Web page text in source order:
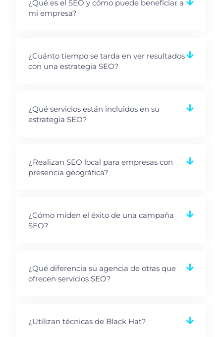
¿Qué es el SEO y cómo puede beneficiar a
mi empresa?
¿Cuánto tiempo se tarda en ver resultados
con una estrategia SEO?
¿Qué servicios están incluidos en su
estrategia SEO?
¿Realizan SEO local para empresas con
presencia geográfica?
¿Cómo miden el éxito de una campaña
SEO?
¿Qué diferencia su agencia de otras que
ofrecen servicios SEO?
¿Utilizan técnicas de Black Hat?